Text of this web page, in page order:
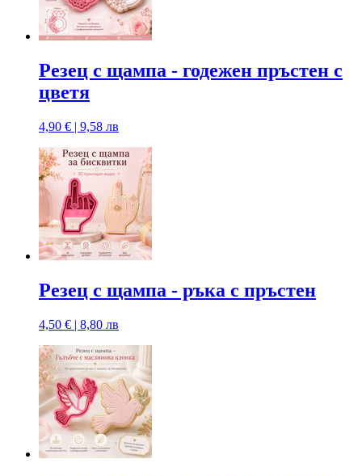
Резец с щампa - годежен пръстен с
цветя
4,90 € | 9,58 лв
Резец с щампa - ръка с пръстен
4,50 € | 8,80 лв